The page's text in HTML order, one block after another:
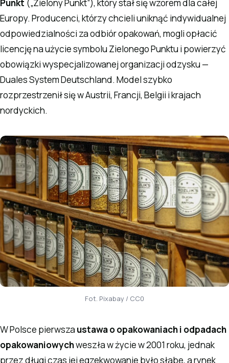
Punkt („Zielony Punkt”), który stał się wzorem dla całej
Europy. Producenci, którzy chcieli uniknąć indywidualnej
odpowiedzialności za odbiór opakowań, mogli opłacić
licencję na użycie symbolu Zielonego Punktu i powierzyć
obowiązki wyspecjalizowanej organizacji odzysku —
Duales System Deutschland. Model szybko
rozprzestrzenił się w Austrii, Francji, Belgii i krajach
nordyckich.
Fot. Pixabay / CC0
W Polsce pierwsza ustawa o opakowaniach i odpadach
opakowaniowychweszła w życie w 2001 roku, jednak
przez długi czas jej egzekwowanie było słabe, a rynek